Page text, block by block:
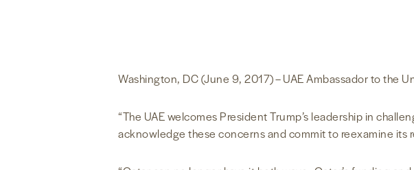
Washington, DC (June 9, 2017) – UAE Ambassador to the
“The UAE welcomes President Trump’s leadership in
acknowledge these concerns and commit to reexamine its